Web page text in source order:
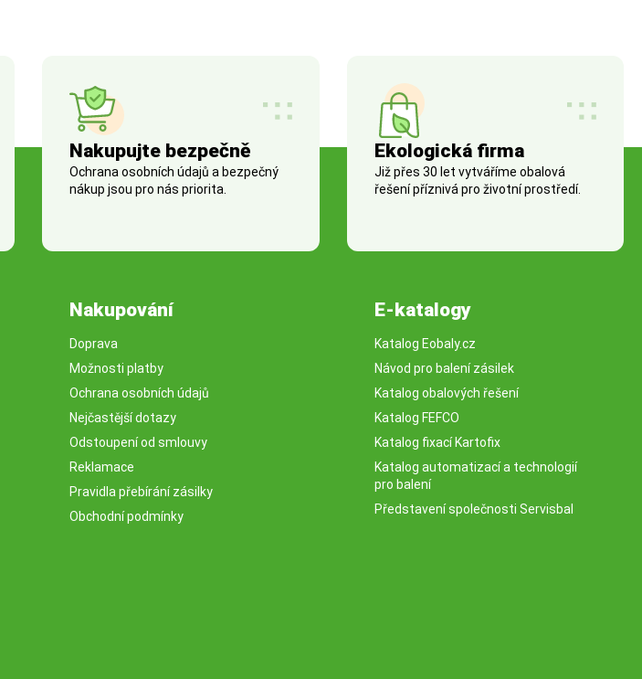
Nakupujte bezpečně
Ochrana osobních údajů a bezpečný
nákup jsou pro nás priorita.
Ekologická firma
Již přes 30 let vytváříme obalová
řešení příznivá pro životní prostředí.
Nakupování
Doprava
Možnosti platby
Ochrana osobních údajů
Nejčastější dotazy
Odstoupení od smlouvy
Reklamace
Pravidla přebírání zásilky
Obchodní podmínky
E-katalogy
Katalog Eobaly.cz
Návod pro balení zásilek
Katalog obalových řešení
Katalog FEFCO
Katalog fixací Kartofix
Katalog automatizací a technologií
pro balení
Představení společnosti Servisbal